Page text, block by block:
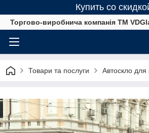
Купить со
Торгово-виробнича компанія ТМ
Товари та послуги Автоскло для